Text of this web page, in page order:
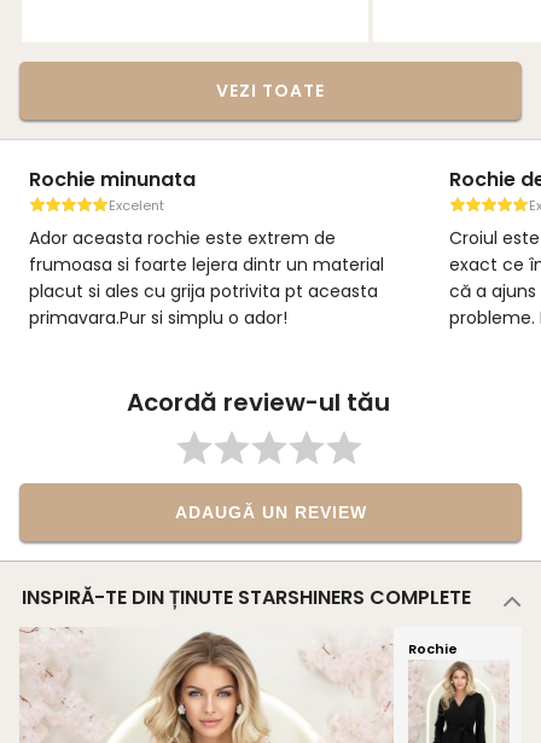
VEZI TOATE
Rochie minunata
Excelent
Ador aceasta rochie este extrem de
frumoasa si foarte lejera dintr un material
placut si ales cu grija potrivita pt aceasta
primavara.Pur si simplu o ador!
Rochie
Croiul
exact ce
că a
probleme.
Acordă review-ul tău
ADAUGĂ UN REVIEW
INSPIRĂ-TE DIN ȚINUTE STARSHINERS COMPLETE
Rochie